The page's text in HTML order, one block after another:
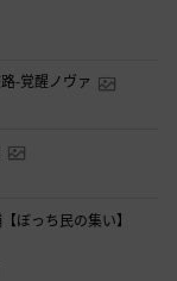
-覚醒ノヴァ
ぼっち民の集い】